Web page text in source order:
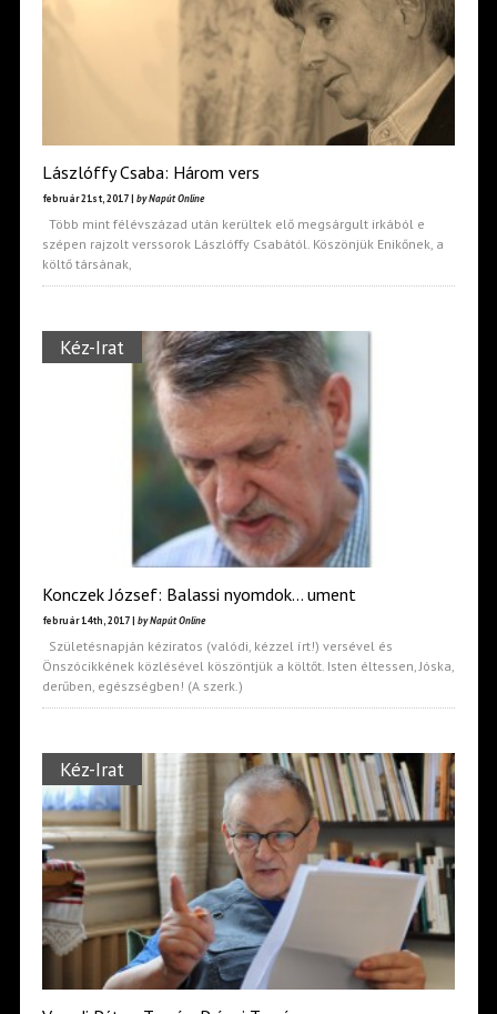
Lászlóffy Csaba: Három vers
február 21st, 2017 | by Napút Online
Több mint félévszázad után kerültek elő megsárgult irkából e
szépen rajzolt verssorok Lászlóffy Csabától. Köszönjük Enikőnek, a
költő társának,
Kéz-Irat
Konczek József: Balassi nyomdok… ument
február 14th, 2017 | by Napút Online
Születésnapján kéziratos (valódi, kézzel írt!) versével és
Önszócikkének közlésével köszöntjük a költőt. Isten éltessen, Jóska,
derűben, egészségben! (A szerk.)
Kéz-Irat